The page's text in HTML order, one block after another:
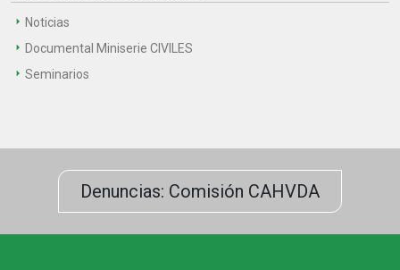
Noticias
Documental Miniserie CIVILES
Seminarios
Denuncias: Comisión CAHVDA